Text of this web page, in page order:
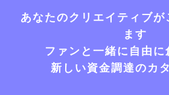
あなたのクリエイティブが
ます
ファンと一緒に自由に
新しい資金調達のカ